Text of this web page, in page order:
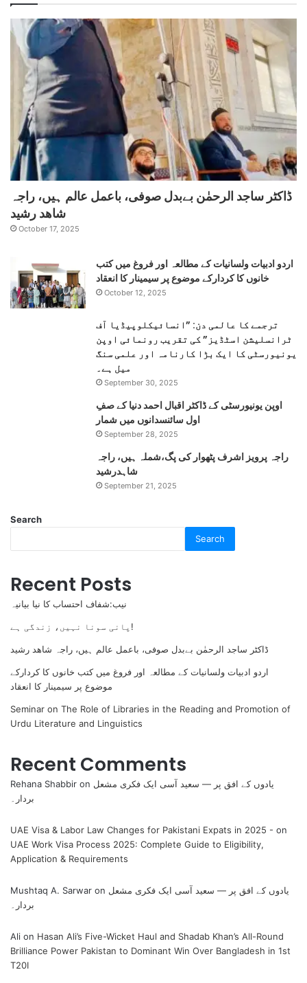
ڈاکٹر ساجد الرحمٰن بےبدل صوفی، باعمل عالم ہیں، راجہ
شاھد رشید
October 17, 2025
اردو ادبیات ولسانیات کے مطالعہ اور فروغ میں کتب
خانوں کا کردارکے موضوع پر سیمینار کا انعقاد
October 12, 2025
ترجمے کا عالمی دن: ”انسائیکلوپیڈیا آف
ٹرانسلیشن اسٹڈیز” کی تقریب رونمائی اوپن
یونیورسٹی کا ایک بڑا کارنامہ اور علمی سنگ
میل ہے۔
September 30, 2025
اوپن یونیورسٹی کے ڈاکٹر اقبال احمد دنیا کے صفِ
اول سائنسدانوں میں شمار
September 28, 2025
راجہ پرویز اشرف پٹھوار کی پگ،شملہ ہیں، راجہ
شاہدرشید
September 21, 2025
Search
Search
Recent Posts
نیب:شفاف احتساب کا نیا بیانیہ
پانی سونا نہیں، زندگی ہے!
ڈاکٹر ساجد الرحمٰن بےبدل صوفی، باعمل عالم ہیں، راجہ شاھد رشید
اردو ادبیات ولسانیات کے مطالعہ اور فروغ میں کتب خانوں کا کردارکے
موضوع پر سیمینار کا انعقاد
Seminar on The Role of Libraries in the Reading and Promotion of
Urdu Literature and Linguistics
Recent Comments
Rehana Shabbir on یادوں کے افق پر — سعید آسی ایک فکری مشعل
بردار۔
UAE Visa & Labor Law Changes for Pakistani Expats in 2025 - on
UAE Work Visa Process 2025: Complete Guide to Eligibility,
Application & Requirements
Mushtaq A. Sarwar on یادوں کے افق پر — سعید آسی ایک فکری مشعل
بردار۔
Ali on Hasan Ali’s Five-Wicket Haul and Shadab Khan’s All-Round
Brilliance Power Pakistan to Dominant Win Over Bangladesh in 1st
T20I